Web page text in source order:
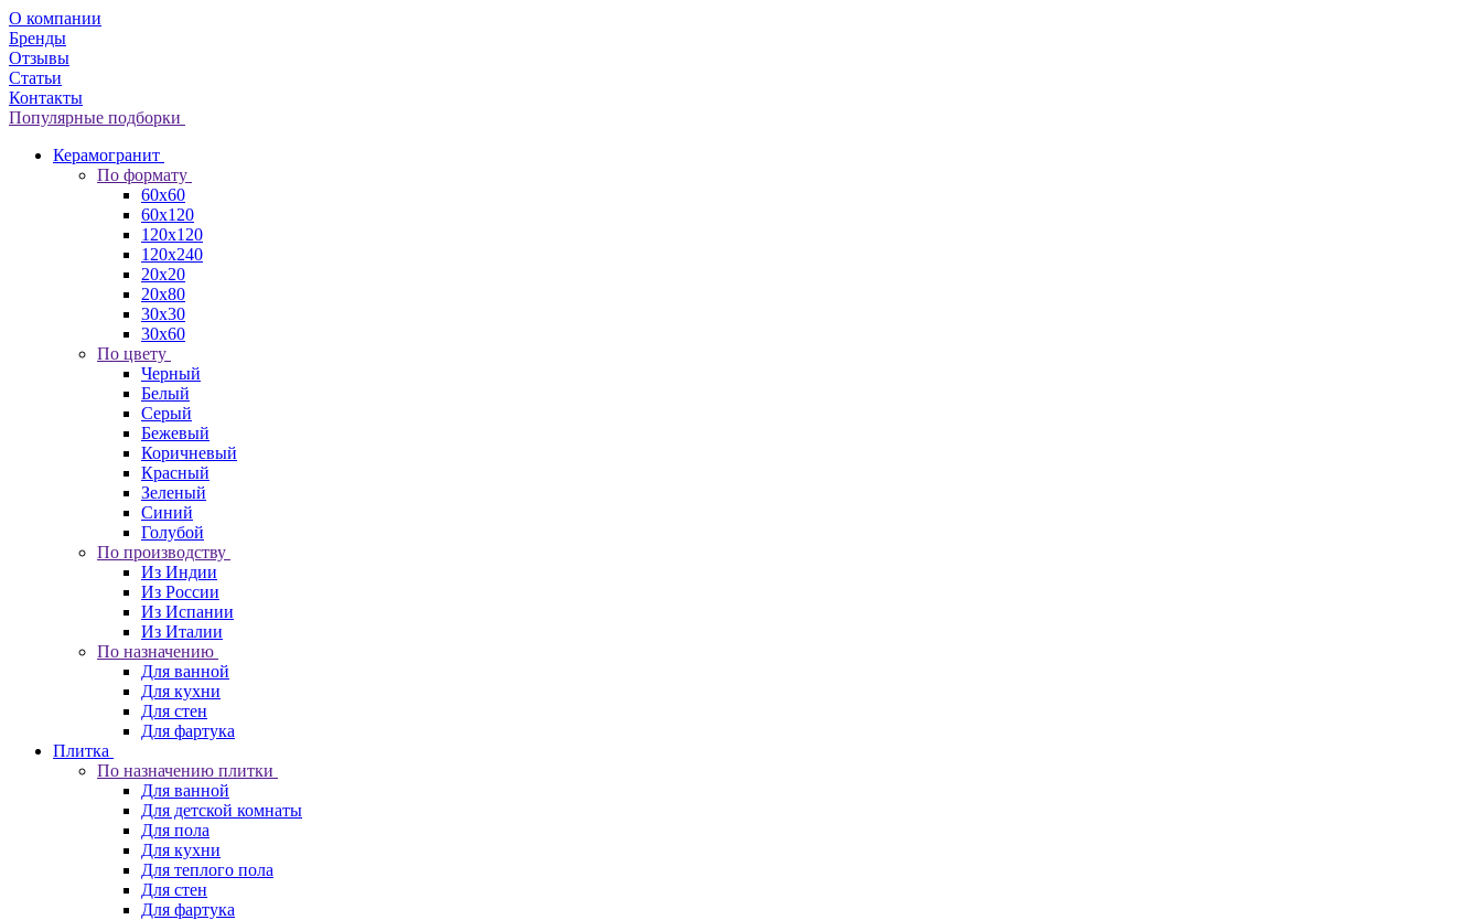
О компании
Бренды
Отзывы
Статьи
Контакты
Популярные подборки
Керамогранит
По формату
60x60
60x120
120x120
120x240
20x20
20x80
30x30
30x60
По цвету
Черный
Белый
Серый
Бежевый
Коричневый
Красный
Зеленый
Синий
Голубой
По производству
Из Индии
Из России
Из Испании
Из Италии
По назначению
Для ванной
Для кухни
Для стен
Для фартука
Плитка
По назначению плитки
Для ванной
Для детской комнаты
Для пола
Для кухни
Для теплого пола
Для стен
Для фартука